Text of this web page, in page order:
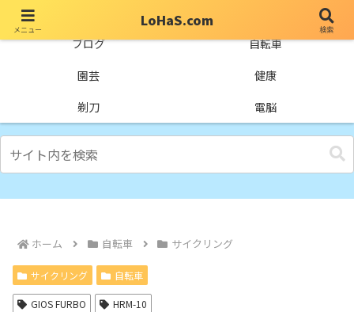
ブログ
自転車
園芸
健康
剃刀
電脳
ホーム 自転車 サイクリング
サイクリング 自転車
GIOS FURBO HRM-10
メニュー
LoHaS.com
検索